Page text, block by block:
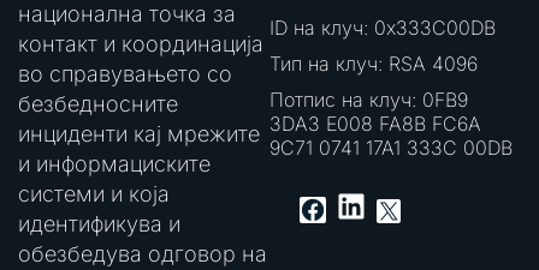
национална точка за
контакт и координација
во справувањето со
безбедносните
инциденти кај мрежите
и информациските
системи и која
идентификува и
обезбедува одговор на
ID на клуч: 0x333C00DB
Тип на клуч: RSA 4096
Потпис на клуч: 0FB9
3DA3 E008 FA8B FC6A
9C71 0741 17A1 333C 00DB
Facebook
LinkedIn
X